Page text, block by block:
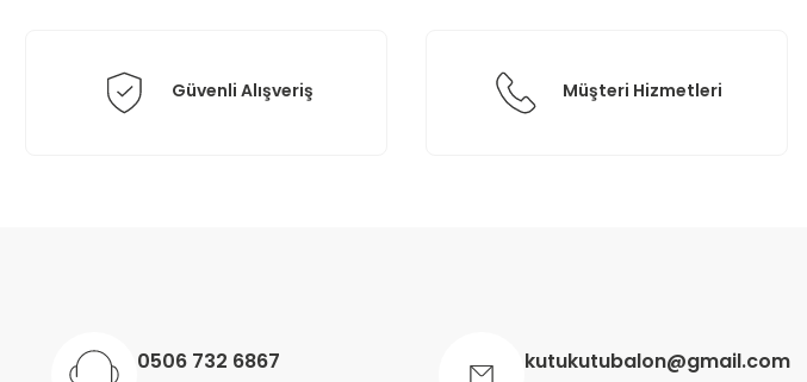
Güvenli Alışveriş Müşteri Hizmetleri
0506 732 6867 kutukutubalon@gmail.com